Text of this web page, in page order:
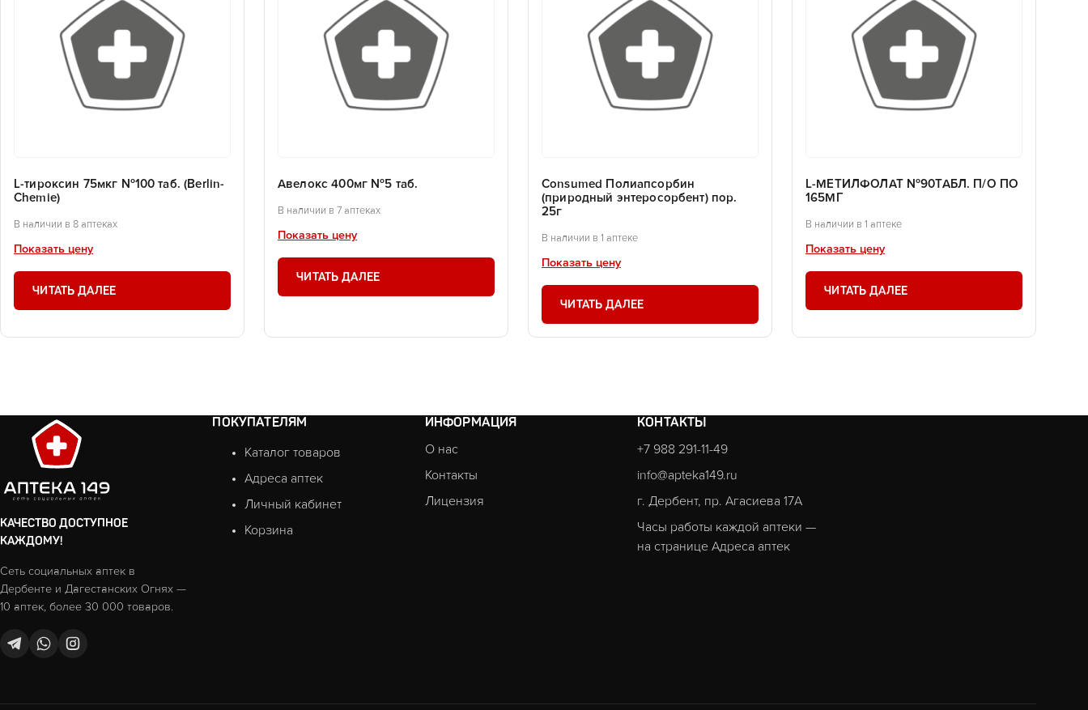
L-тироксин 75мкг №100 таб. (Berlin-
Chemie)
В наличии в 8 аптеках
Показать цену
ЧИТАТЬ ДАЛЕЕ
Авелокс 400мг №5 таб.
В наличии в 7 аптеках
Показать цену
ЧИТАТЬ ДАЛЕЕ
Consumed Полиапсорбин
(природный энтеросорбент) пор.
25г
В наличии в 1 аптеке
Показать цену
ЧИТАТЬ ДАЛЕЕ
L-МЕТИЛФОЛАТ №90ТАБЛ. П/О ПО
165МГ
В наличии в 1 аптеке
Показать цену
ЧИТАТЬ ДАЛЕЕ
КАЧЕСТВО ДОСТУПНОЕ
КАЖДОМУ!
Сеть социальных аптек в
Дербенте и Дагестанских Огнях —
10 аптек, более 30 000 товаров.
ПОКУПАТЕЛЯМ
Каталог товаров
Адреса аптек
Личный кабинет
Корзина
ИНФОРМАЦИЯ
О нас
Контакты
Лицензия
КОНТАКТЫ
+7 988 291-11-49
info@apteka149.ru
г. Дербент, пр. Агасиева 17А
Часы работы каждой аптеки —
на страницеАдреса аптек